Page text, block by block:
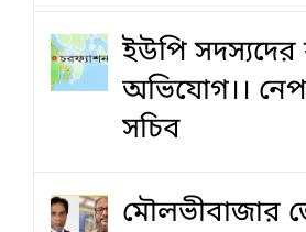
ইউপি সদস্যদের
অভিযোগ।।
সচিব
মৌলভীবাজার